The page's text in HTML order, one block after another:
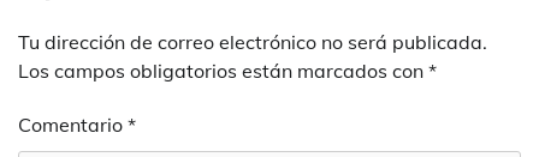
Tu dirección de correo electrónico no será publicada.
Los campos obligatorios están marcados con *
Comentario *